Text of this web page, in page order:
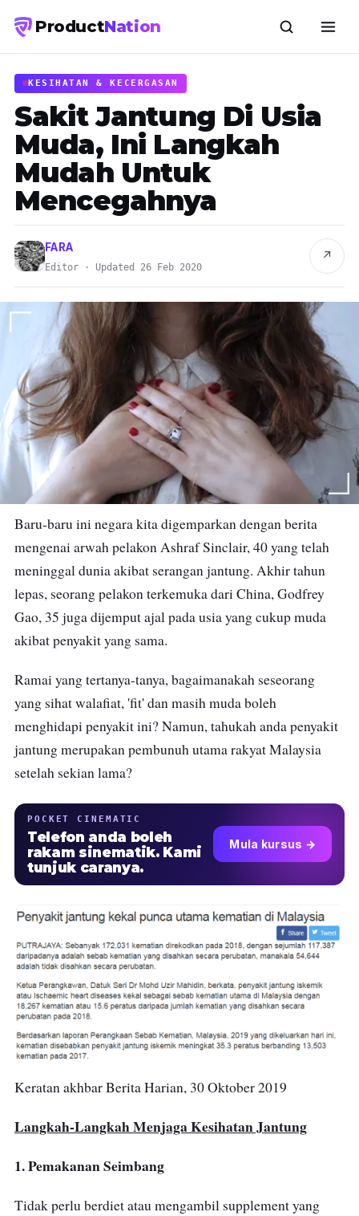
ProductNation
KESIHATAN & KECERGASAN
Sakit Jantung Di Usia
Muda, Ini Langkah
Mudah Untuk
Mencegahnya
FARA
Editor · Updated 26 Feb 2020
↗
Baru-baru ini negara kita digemparkan dengan berita
mengenai arwah pelakon Ashraf Sinclair, 40 yang telah
meninggal dunia akibat serangan jantung. Akhir tahun
lepas, seorang pelakon terkemuka dari China, Godfrey
Gao, 35 juga dijemput ajal pada usia yang cukup muda
akibat penyakit yang sama.
Ramai yang tertanya-tanya, bagaimanakah seseorang
yang sihat walafiat, 'fit' dan masih muda boleh
menghidapi penyakit ini? Namun, tahukah anda penyakit
jantung merupakan pembunuh utama rakyat Malaysia
setelah sekian lama?
POCKET CINEMATIC
Telefon anda boleh
rakam sinematik. Kami
tunjuk caranya.
Mula kursus →
Keratan akhbar Berita Harian, 30 Oktober 2019
Langkah-Langkah Menjaga Kesihatan Jantung
1. Pemakanan Seimbang
Tidak perlu berdiet atau mengambil supplement yang